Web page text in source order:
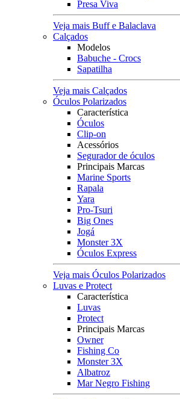
Presa Viva
Veja mais Buff e Balaclava
Calçados
Modelos
Babuche - Crocs
Sapatilha
Veja mais Calçados
Óculos Polarizados
Característica
Óculos
Clip-on
Acessórios
Segurador de óculos
Principais Marcas
Marine Sports
Rapala
Yara
Pro-Tsuri
Big Ones
Jogá
Monster 3X
Óculos Express
Veja mais Óculos Polarizados
Luvas e Protect
Característica
Luvas
Protect
Principais Marcas
Owner
Fishing Co
Monster 3X
Albatroz
Mar Negro Fishing